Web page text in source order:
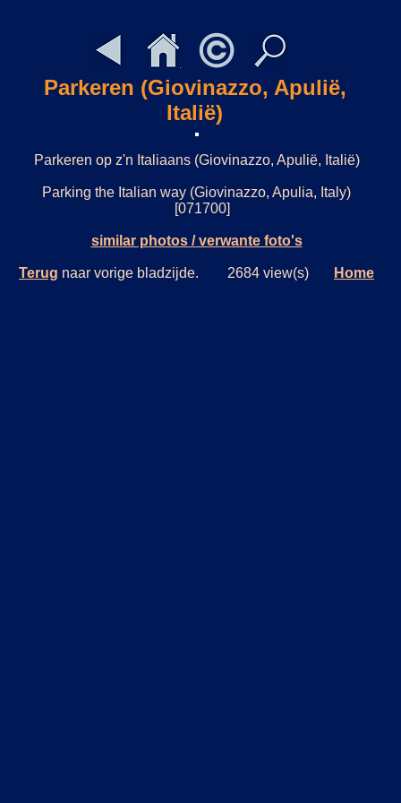
Parkeren (Giovinazzo, Apulië,
Italië)
Parkeren op z'n Italiaans (Giovinazzo, Apulië, Italië)
Parking the Italian way (Giovinazzo, Apulia, Italy)
[071700]
similar photos / verwante foto's
Terug naar vorige bladzijde. 2684 view(s) Home